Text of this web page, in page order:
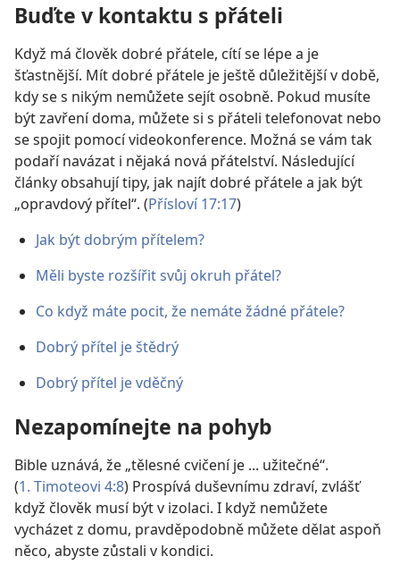
Buďte v kontaktu s přáteli
Když má člověk dobré přátele, cítí se lépe a je
šťastnější. Mít dobré přátele je ještě důležitější v době,
kdy se s nikým nemůžete sejít osobně. Pokud musíte
být zavření doma, můžete si s přáteli telefonovat nebo
se spojit pomocí videokonference. Možná se vám tak
podaří navázat i nějaká nová přátelství. Následující
články obsahují tipy, jak najít dobré přátele a jak být
„opravdový přítel“. (Přísloví 17:17)
Jak být dobrým přítelem?
Měli byste rozšířit svůj okruh přátel?
Co když máte pocit, že nemáte žádné přátele?
Dobrý přítel je štědrý
Dobrý přítel je vděčný
Nezapomínejte na pohyb
Bible uznává, že „tělesné cvičení je ... užitečné“.
(1. Timoteovi 4:8) Prospívá duševnímu zdraví, zvlášť
když člověk musí být v izolaci. I když nemůžete
vycházet z domu, pravděpodobně můžete dělat aspoň
něco, abyste zůstali v kondici.